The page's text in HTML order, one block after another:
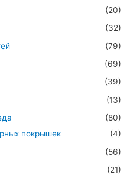
(20)
(32)
(79)
(69)
(39)
(13)
(80)
покрышек
(4)
(56)
(21)